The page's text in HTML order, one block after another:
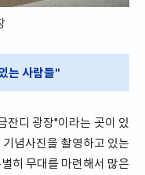
는 사람들"
잔디 광장"이라는 곳이 있
념사진을 촬영하고 있는
히 무대를 마련해서 많은